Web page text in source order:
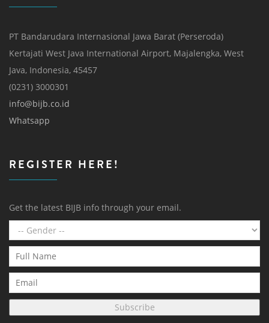
PT Bandarudara Internasional Jawa Barat (Perseroda)
Kertajati West Java International Airport, Majalengka, West
Java, Indonesia, 45457
(0231) 3000301
info@bijb.co.id
Whatsapp
REGISTER HERE!
Get the latest BIJB info through your email.
Subscribe